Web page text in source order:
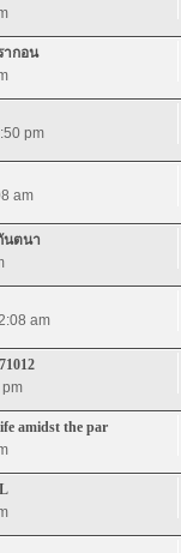
ากอน
pm
am
นตนา
am
amidst the par